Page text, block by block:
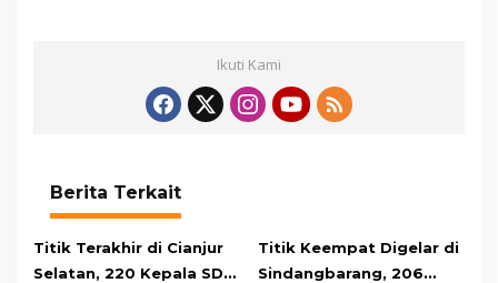
Ikuti Kami
Berita Terkait
Titik Terakhir di Cianjur
Selatan, 220 Kepala SD
Titik Keempat Digelar di
Sindangbarang, 206